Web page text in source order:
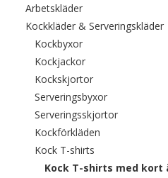
ArbetskläderFiltrera efter
Kockkläder & Serveringskläder
KockbyxorFiltrera efter
KockjackorFiltrera efter
KockskjortorFiltrera efter
ServeringsbyxorFiltrera efter
ServeringsskjortorFiltrera
Kockförkläden
Kock T-shirts
Kock T-shirts med kort